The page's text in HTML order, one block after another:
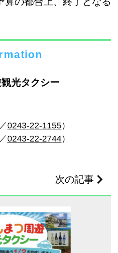
光タクシー
0243-22-1155）
0243-22-2744）
次の記事